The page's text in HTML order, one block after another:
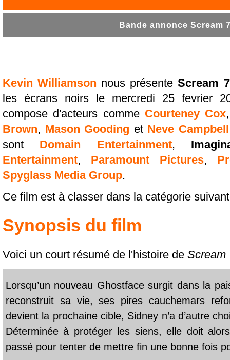
Bande annonce Scream
Kevin Williamson nous présenteScream 7
les écrans noirs le mercredi 25 fevrier
compose d'acteurs comme Courteney Cox
Brown, Mason Gooding et Neve Campbell
sont Domain Entertainment,
Entertainment, Paramount Pictures,
Spyglass Media Group.
Ce film est à classer dans la catégorie
Synopsis du film
Voici un court résumé de l'histoire de Scream
Lorsqu’un nouveau Ghostface surgit dans la
reconstruit sa vie, ses pires cauchemars
devient la prochaine cible, Sidney n’a d’autre
Déterminée à protéger les siens, elle doit
passé pour tenter de mettre fin une bonne fois